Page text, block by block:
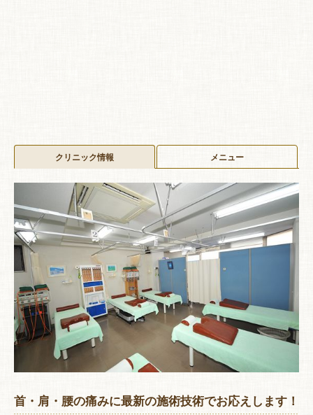
クリニック情報 メニュー
首・肩・腰の痛みに最新の施術技術でお応えします！